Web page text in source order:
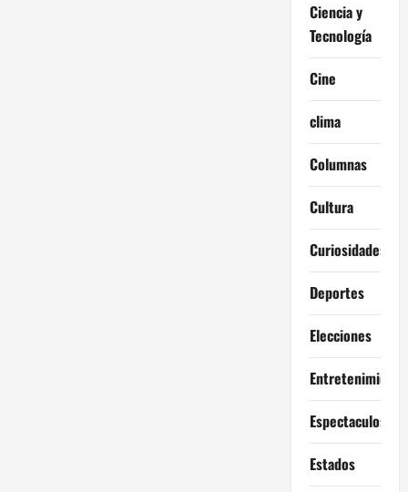
Ciencia y
Tecnología
Cine
clima
Columnas
Cultura
Curiosidades
Deportes
Elecciones
Entretenimiento
Espectaculos
Estados